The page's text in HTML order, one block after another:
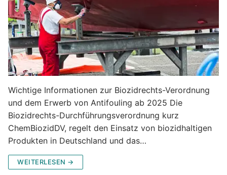
Wichtige Informationen zur Biozidrechts-Verordnung
und dem Erwerb von Antifouling ab 2025 Die
Biozidrechts-Durchführungsverordnung kurz
ChemBiozidDV, regelt den Einsatz von biozidhaltigen
Produkten in Deutschland und das…
WEITERLESEN →